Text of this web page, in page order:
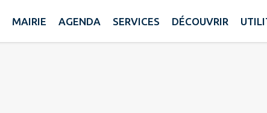
MAIRIE AGENDA SERVICES DÉCOUVRIR